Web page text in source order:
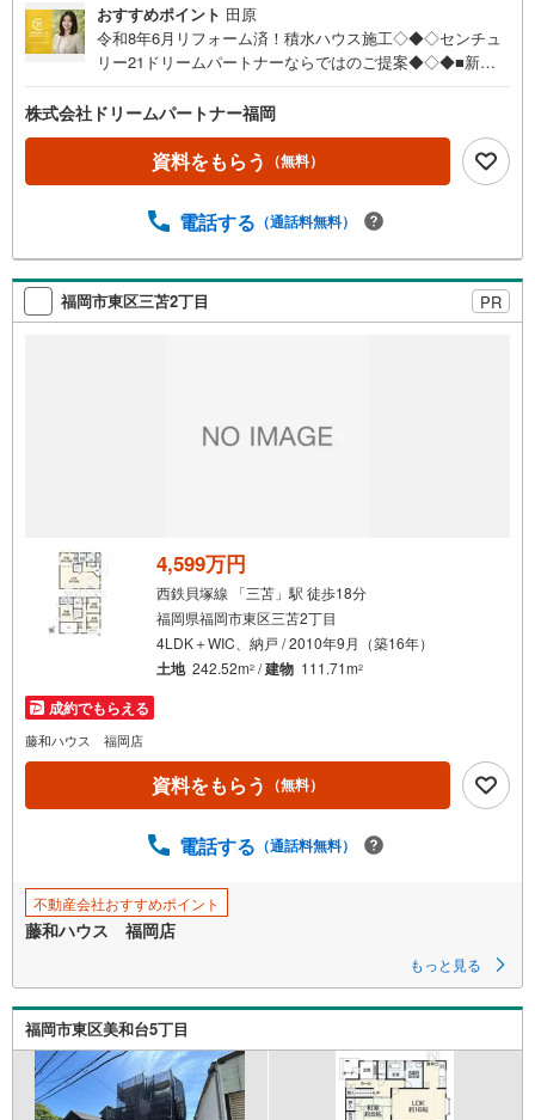
おすすめポイント 田原
令和8年6月リフォーム済！積水ハウス施工◇◆◇センチュ
リー21ドリームパートナーならではのご提案◆◇◆■新生
9時まで即日案内可能！■おまとめローンもご相談くださ
い！分かりづらい不動産のご購入をお客様が安心して進め
られるように、お客様の立場に立ってお家を『探す』お手
伝いをさせて頂きます。住まい探しはワクワクしながら楽
問合せ下さい。もちろん平日・土日祝日・営業時間外での
o！ 不動産キャンペーン対象店舗です。】当店で物件を成
約すると PayPayボーナスライトがもらえる「Yahoo！ 不
動産 物件ご成約キャンペーン」の対象になります。「資料
株式会社ドリームパートナー福岡
資料をもらう （無料）
電話する （通話料無料）
福岡市東区三苫2丁目 PR
4,599万円
西鉄貝塚線 「三苫」駅 徒歩18分
福岡県福岡市東区三苫2丁目
4LDK＋WIC、納戸 / 2010年9月（築16年）
土地 242.52m2 /建物 111.71m2
成約でもらえる
藤和ハウス 福岡店
資料をもらう （無料）
電話する （通話料無料）
不動産会社おすすめポイント
藤和ハウス 福岡店
もっと見る
福岡市東区美和台5丁目